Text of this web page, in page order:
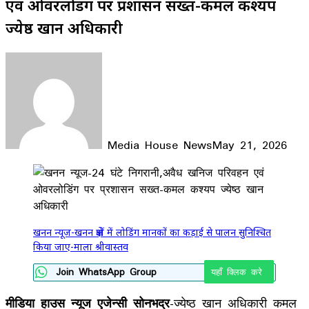
एवं ओवरलोडिंग पर प्रशासन सख्त-कमल कश्यप
ज्येष्ठ खान अधिकारी
Media House NewsMay 21, 2026
Facebook
LinkedIn
WhatsApp
Telegram
खनन न्यूज-खनन क्षेत्रों में लोडिंग मानकों का कड़ाई से पालन सुनिश्चित
किया जाए-माला श्रीवास्तव
Join WhatsApp Group यहाँ क्लिक करे
मीडिया हाउस न्यूज एजेन्सी सोनभद्र-ज्येष्ठ खान अधिकारी कमल